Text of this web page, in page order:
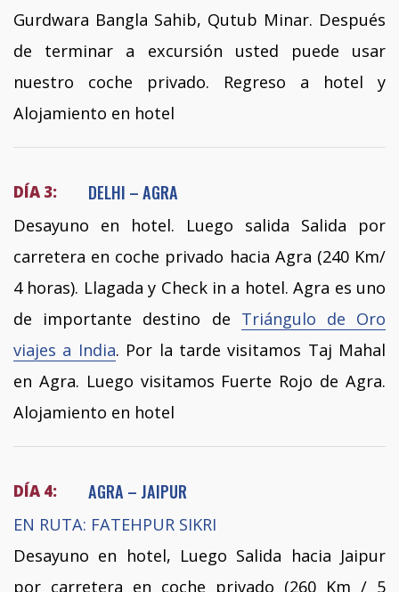
Gurdwara Bangla Sahib, Qutub Minar. Después
de terminar a excursión usted puede usar
nuestro coche privado. Regreso a hotel y
Alojamiento en hotel
DÍA 3: DELHI – AGRA
Desayuno en hotel. Luego salida Salida por
carretera en coche privado hacia Agra (240 Km/
4 horas). Llagada y Check in a hotel. Agra es uno
de importante destino de Triángulo de Oro
viajes a India. Por la tarde visitamos Taj Mahal
en Agra. Luego visitamos Fuerte Rojo de Agra.
Alojamiento en hotel
DÍA 4: AGRA – JAIPUR
EN RUTA: FATEHPUR SIKRI
Desayuno en hotel, Luego Salida hacia Jaipur
por carretera en coche privado (260 Km / 5